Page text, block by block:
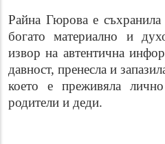
Райна Гюрова е
богато материално и
извор на автентична
давност, пренесла и
което е преживяла
родители и деди.